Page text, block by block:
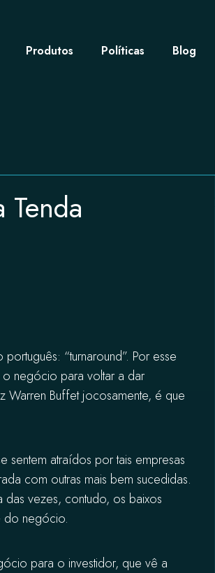
Produtos Políticas Blog
“turnaround”. Por esse
o negócio para voltar a dar
Warren Buffet jocosamente, é que
sentem atraídos por tais empresas
com outras mais bem sucedidas.
das vezes, contudo, os baixos
do negócio.
para o investidor, que vê a